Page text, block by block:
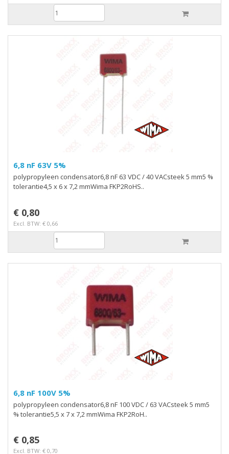
6,8 nF 63V 5%
polypropyleen condensator6,8 nF 63 VDC / 40 VACsteek 5 mm5 %
tolerantie4,5 x 6 x 7,2 mmWima FKP2RoHS..
€ 0,80
Excl. BTW: € 0,66
6,8 nF 100V 5%
polypropyleen condensator6,8 nF 100 VDC / 63 VACsteek 5 mm5
% tolerantie5,5 x 7 x 7,2 mmWima FKP2RoH..
€ 0,85
Excl. BTW: € 0,70